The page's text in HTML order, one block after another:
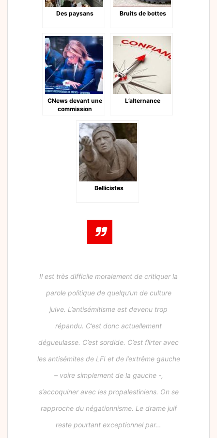
Des paysans Bruits de bottes
CNews devant une
commission
L’alternance
Bellicistes
Il est très difficile moralement de critiquer la
parole politique de quelqu’un de culture
juive. L’antisémitisme est devenu trop
répandu. C’est donc actuellement
dégueulasse. C’est sordide. C’est flirter avec
les antisémites de LFI et de l’extrême gauche
– voire simplement de la gauche -,
s’accoquiner avec les propalestiniens. On se
rapproche du négationnisme. Le drame juif
reste pourtant exceptionnel par…